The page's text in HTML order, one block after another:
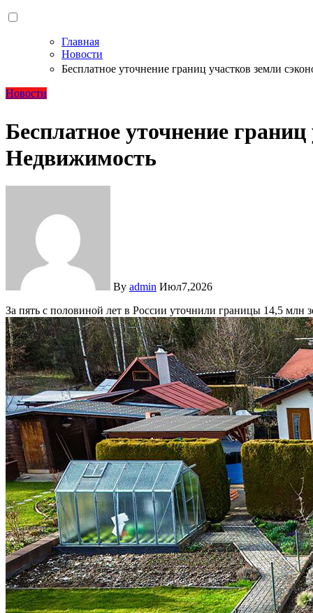
Главная
Новости
Бесплатное уточнение границ участков земли
Новости
Бесплатное уточнение
Недвижимость
By admin Июл7,2026
За пять с половиной лет в России уточнили границы 14,5